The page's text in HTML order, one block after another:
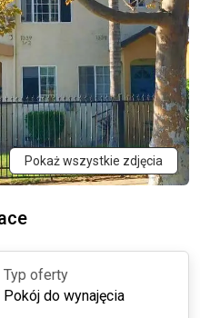
Pokaż wszystkie zdjęcia
Typ oferty
Pokój do wynajęcia